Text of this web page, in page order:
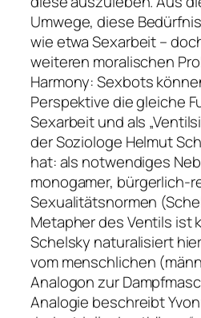
Umwege, diese
wie etwa Sexarbeit –
weiteren moralischen
Harmony: Sexbots
Perspektive die gleiche
Sexarbeit und als
der Soziologe Helmut
hat: als notwendiges
monogamer, bürgerlich-
Sexualitätsnormen
Metapher des Ventils ist
Schelsky naturalisiert
vom menschlichen
Analogon zur
Analogie beschreibt